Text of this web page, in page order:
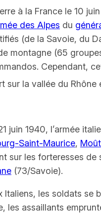
à la France le 10
des Alpes du
(de la Savoie, du
montagne (65
Cependant,
sur la vallée du Rhône
1940, l’armée
Saint-Maurice,
sur les forteresses
(73/Savoie).
les soldats se
assaillants